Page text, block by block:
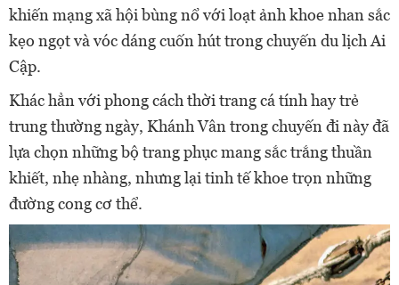
khiến mạng xã hội bùng nổ với loạt ảnh khoe nhan sắc
kẹo ngọt và vóc dáng cuốn hút trong chuyến du lịch Ai
Cập.
Khác hẳn với phong cách thời trang cá tính hay trẻ
trung thường ngày, Khánh Vân trong chuyến đi này đã
lựa chọn những bộ trang phục mang sắc trắng thuần
khiết, nhẹ nhàng, nhưng lại tinh tế khoe trọn những
đường cong cơ thể.